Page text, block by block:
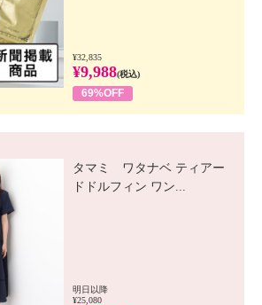
¥32,835
¥9,988(税込)
69%OFF
タマミ ワタナベ ティアー
ドドルフィン ワン...
明日以降
¥25,080